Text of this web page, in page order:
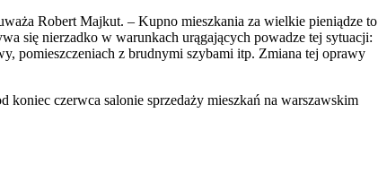
Robert Majkut. – Kupno mieszkania za wielkie pieniądze to
się nierzadko w warunkach urągających powadze tej sytuacji:
pomieszczeniach z brudnymi szybami itp. Zmiana tej oprawy
czerwca salonie sprzedaży mieszkań na warszawskim